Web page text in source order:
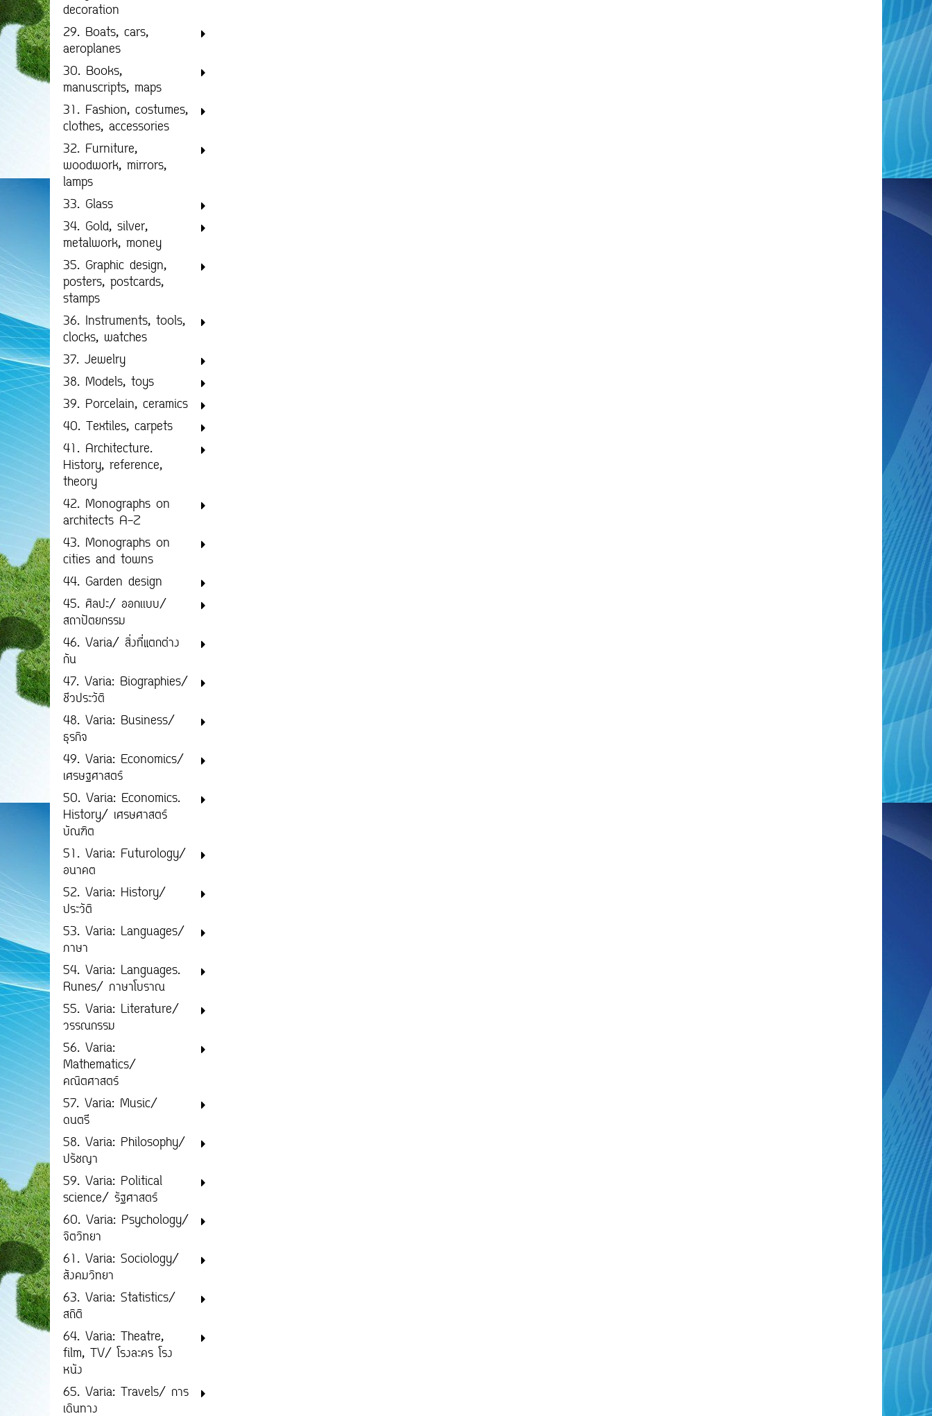
decoration
29. Boats, cars,
aeroplanes
30. Books,
manuscripts, maps
31. Fashion, costumes,
clothes, accessories
32. Furniture,
woodwork, mirrors,
lamps
33. Glass
34. Gold, silver,
metalwork, money
35. Graphic design,
posters, postcards,
stamps
36. Instruments, tools,
clocks, watches
37. Jewelry
38. Models, toys
39. Porcelain, ceramics
40. Textiles, carpets
41. Architecture.
History, reference,
theory
42. Monographs on
architects A-Z
43. Monographs on
cities and towns
44. Garden design
45. ศิลปะ/ ออกเเบบ/
สถาปัตยกรรม
46. Varia/ สิ่งที่แตกต่าง
กัน
47. Varia: Biographies/
ชีวประวัติ
48. Varia: Business/
ธุรกิจ
49. Varia: Economics/
เศรษฐศาสตร์
50. Varia: Economics.
History/ เศรษศาสตร์
บัณฑิต
51. Varia: Futurology/
อนาคต
52. Varia: History/
ประวัติ
53. Varia: Languages/
ภาษา
54. Varia: Languages.
Runes/ ภาษาโบราณ
55. Varia: Literature/
วรรณกรรม
56. Varia:
Mathematics/
คณิตศาสตร์
57. Varia: Music/
ดนตรี
58. Varia: Philosophy/
ปรัชญา
59. Varia: Political
science/ รัฐศาสตร์
60. Varia: Psychology/
จิตวิทยา
61. Varia: Sociology/
สังคมวิทยา
63. Varia: Statistics/
สถิติ
64. Varia: Theatre,
film, TV/ โรงละคร โรง
หนัง
65. Varia: Travels/ การ
เดินทาง